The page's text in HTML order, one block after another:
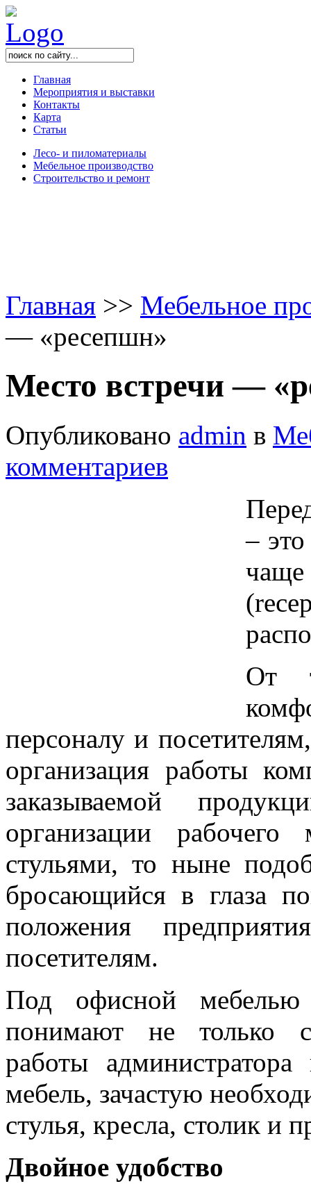
Главная
Мероприятия и выставки
Контакты
Карта
Статьи
Лесо- и пиломатериалы
Мебельное производство
Строительство и ремонт
Главная >> Мебельное
— «ресепшн»
Место встречи —
Опубликовано admin в
комментариев
–
От
персоналу и
организация работы
заказываемой
организации
стульями, то ныне
бросающийся в глаза
положения
посетителям.
Под офисной мебелью
понимают не только
работы
мебель, зачастую
стулья, кресла, столик и
Двойное удобство